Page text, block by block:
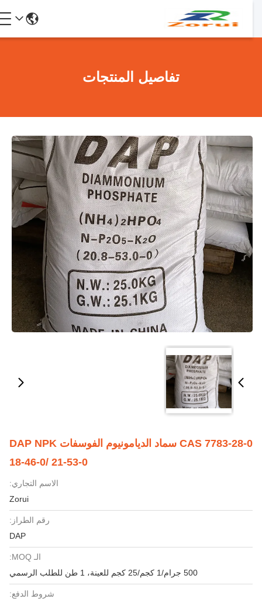
تفاصيل المنتجات
CAS 7783-28-0 سماد الديامونيوم الفوسفات DAP NPK
18-46-0/ 21-53-0
الاسم التجاري:
Zorui
رقم الطراز:
DAP
الـ MOQ:
500 جرام/1 كجم/25 كجم للعينة، 1 طن للطلب الرسمي
شروط الدفع: